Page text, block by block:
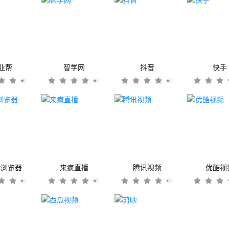
帮 智学网 抖音 快手
览器 来疯直播 腾讯视频 优酷视